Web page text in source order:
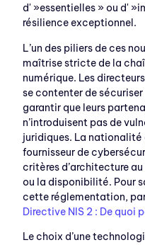
d' »essentielles » ou d'
résilience exceptionnel.
L’un des piliers de ces
maîtrise stricte de la
numérique. Les
se contenter de
garantir que leurs
n’introduisent pas de
juridiques. La nationalité
fournisseur de
critères d’architecture
ou la disponibilité. Pour
cette réglementation,
Directive NIS 2 : De quoi
Le choix d’une